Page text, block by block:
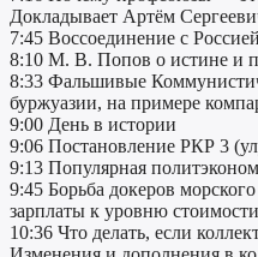
Докладывает Артём
7:45 Воссоединение с
8:10 М. В. Попов о истине и
8:33 Фальшивые
буржуазии, на примере
9:00 День в истории
9:06 Постановление РКР 3
9:13 Популярная
9:45 Борьба докеров
зарплаты к уровню
10:36 Что делать, если